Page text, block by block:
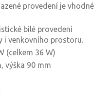
provedení je vhodné
bílé provedení
i venkovního prostoru.
(celkem 36 W)
výška 90 mm